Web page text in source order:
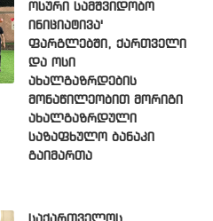
ოსური სამშვიდობო
ინიციატივა'
ფარგლებში, ქართველი
და ოსი
ახალგაზრდების
მონაწილეობით მორიგი
ახალგაზრდული
საზაფხულო ბანაკი
გაიმართა